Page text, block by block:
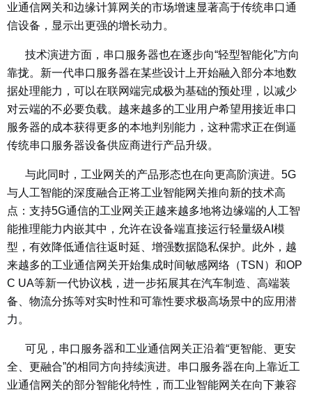
业通信网关和边缘计算网关的市场增速显著高于传统串口通
信设备，显示出更强的增长动力。
技术演进方面，串口服务器也在逐步向“轻型智能化”方向
靠拢。新一代串口服务器在某些设计上开始融入部分本地数
据处理能力，可以在联网端完成极为基础的预处理，以减少
对云端的不必要负载。越来越多的工业用户希望用接近串口
服务器的成本获得更多的本地判别能力，这种需求正在倒逼
传统串口服务器设备供应商进行产品升级。
与此同时，工业网关的产品形态也在向更高阶演进。5G
与人工智能的深度融合正将工业智能网关推向新的技术高
点：支持5G通信的工业网关正越来越多地将边缘端的人工智
能推理能力内嵌其中，允许在设备端直接运行轻量级AI模
型，有效降低通信往返时延、增强数据隐私保护。此外，越
来越多的工业通信网关开始集成时间敏感网络（TSN）和OP
C UA等新一代协议栈，进一步拓展其在汽车制造、高端装
备、物流分拣等对实时性和可靠性要求极高场景中的应用潜
力。
可见，串口服务器和工业通信网关正沿着“更智能、更安
全、更融合”的相同方向持续演进。串口服务器在向上靠近工
业通信网关的部分智能化特性，而工业智能网关在向下兼容